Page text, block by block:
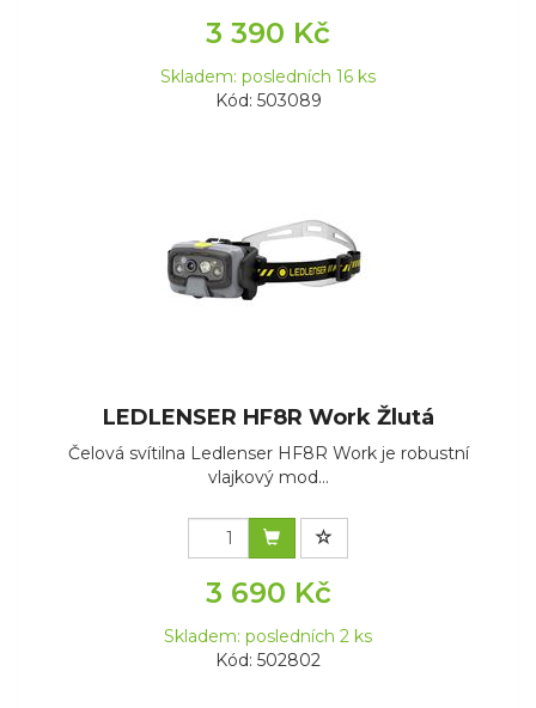
3 390 Kč
Skladem: posledních 16 ks
Kód: 503089
LEDLENSER HF8R Work Žlutá
Čelová svítilna Ledlenser HF8R Work je robustní
vlajkový mod...
3 690 Kč
Skladem: posledních 2 ks
Kód: 502802